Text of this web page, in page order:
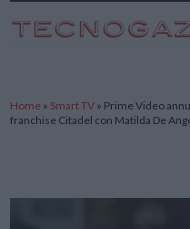
Home » Smart TV » Prime Video
franchise Citadel con Matilda De